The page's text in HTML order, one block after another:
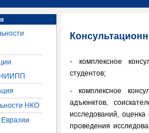
- комплексное
студентов;
- комплексное
адъюнктов,
исследований,
проведения
НКО